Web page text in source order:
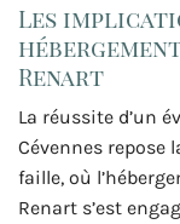
Les
Renart
La réussite d’un
Cévennes
faille, où
Renart s’est